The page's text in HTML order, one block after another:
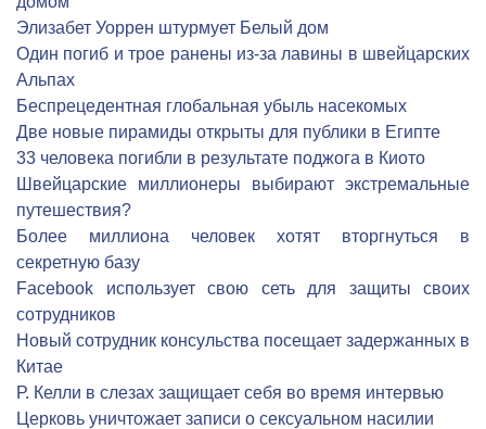
Элизабет Уоррен штурмует Белый дом
Один погиб и трое ранены из-за лавины в швейцарских
Альпах
Беспрецедентная глобальная убыль насекомых
Две новые пирамиды открыты для публики в Египте
33 человека погибли в результате поджога в Киото
Швейцарские миллионеры выбирают экстремальные
путешествия?
Более миллиона человек хотят вторгнуться в
секретную базу
Facebook использует свою сеть для защиты своих
сотрудников
Новый сотрудник консульства посещает задержанных в
Китае
Р. Келли в слезах защищает себя во время интервью
Церковь уничтожает записи о сексуальном насилии